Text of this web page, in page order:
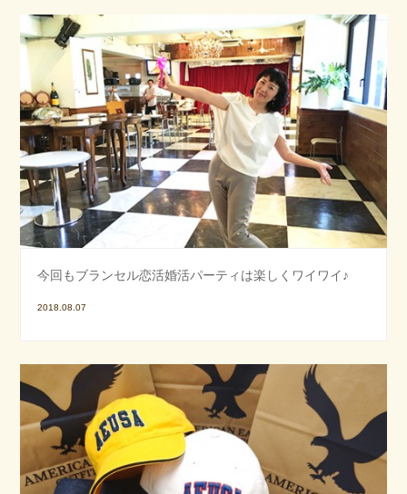
今回もブランセル恋活婚活パーティは楽しくワイワイ♪
2018.08.07